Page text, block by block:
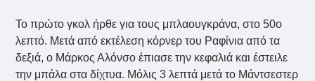
Το πρώτο γκολ ήρθε για τους μπλαουγκράνα, στο 50ο
λεπτό. Μετά από εκτέλεση κόρνερ του Ραφίνια από τα
δεξιά, ο Μάρκος Αλόνσο έπιασε την κεφαλιά και έστειλε
την μπάλα στα δίχτυα. Μόλις 3 λεπτά μετά το Μάντσεστερ